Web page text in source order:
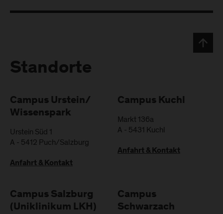
Standorte
Campus Urstein/
Wissenspark
Urstein Süd 1
A - 5412 Puch/Salzburg
Anfahrt & Kontakt
Campus Kuchl
Markt 136a
A - 5431 Kuchl
Anfahrt & Kontakt
Campus Salzburg
(Uniklinikum LKH)
Campus
Schwarzach